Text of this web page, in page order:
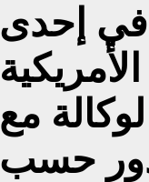
في إحدى
مع
حسب